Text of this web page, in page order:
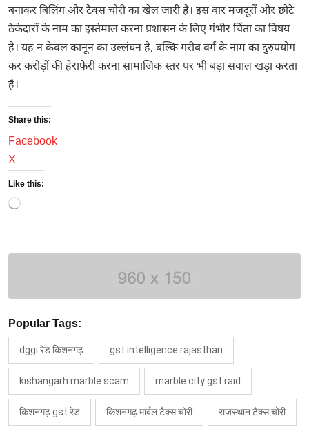
बनाकर बिलिंग और टैक्स चोरी का खेल जारी है। इस बार मजदूरों और छोटे
ठेकेदारों के नाम का इस्तेमाल करना प्रशासन के लिए गंभीर चिंता का विषय
है। यह न केवल कानून का उल्लंघन है, बल्कि गरीब वर्ग के नाम का दुरुपयोग
कर करोड़ों की हेराफेरी करना सामाजिक स्तर पर भी बड़ा सवाल खड़ा करता
है।
Share this:
Facebook
X
Like this:
Loading…
Popular Tags:
dggi रेड किशनगढ़ gst intelligence rajasthan
kishangarh marble scam marble city gst raid
किशनगढ़ gst रेड किशनगढ़ मार्बल टैक्स चोरी राजस्थान टैक्स चोरी